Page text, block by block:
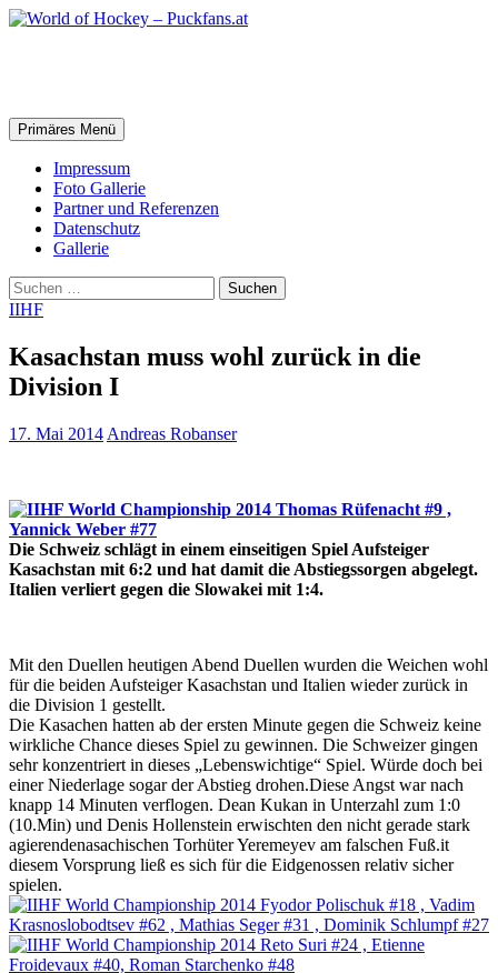
Zum
Suchen
Primäres Menü
Impressum
Foto Gallerie
Partner und Referenzen
Datenschutz
Gallerie
Suchen
nach:
IIHF
Kasachstan muss wohl zurück in die
Division I
17. Mai 2014 Andreas Robanser
Die Schweiz schlägt in einem einseitigen Spiel Aufsteiger
Kasachstan mit 6:2 und hat damit die Abstiegssorgen abgelegt.
Italien verliert gegen die Slowakei mit 1:4.
Mit den Duellen heutigen Abend Duellen wurden die Weichen wohl
für die beiden Aufsteiger Kasachstan und Italien wieder zurück in
die Division 1 gestellt.
Die Kasachen hatten ab der ersten Minute gegen die Schweiz keine
wirkliche Chance dieses Spiel zu gewinnen. Die Schweizer gingen
sehr konzentriert in dieses „Lebenswichtige“ Spiel. Würde doch bei
einer Niederlage sogar der Abstieg drohen.Diese Angst war nach
knapp 14 Minuten verflogen. Dean Kukan in Unterzahl zum 1:0
(10.Min) und Denis Hollenstein erwischten den nicht gerade stark
agierendenasachischen Torhüter Yeremeyev am falschen Fuß.it
diesem Vorsprung ließ es sich für die Eidgenossen relativ sicher
spielen.